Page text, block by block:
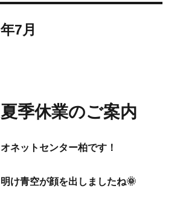
7月
夏季休業のご案内
ネットセンター柏です！
け青空が顔を出しましたね🌞